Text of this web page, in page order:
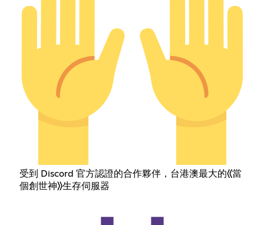
受到 Discord 官方認證的合作夥伴，台港澳最大的《當
個創世神》生存伺服器